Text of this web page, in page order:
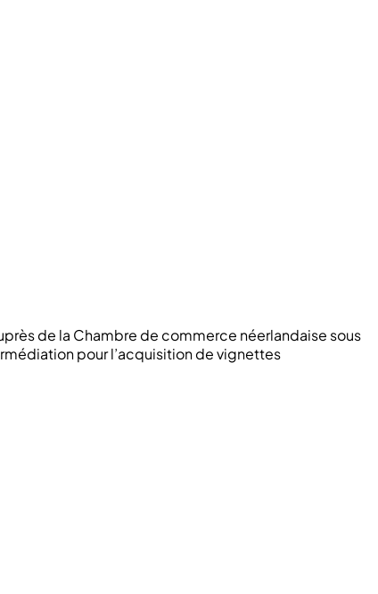
de la Chambre de commerce néerlandaise sous
pour l’acquisition de vignettes